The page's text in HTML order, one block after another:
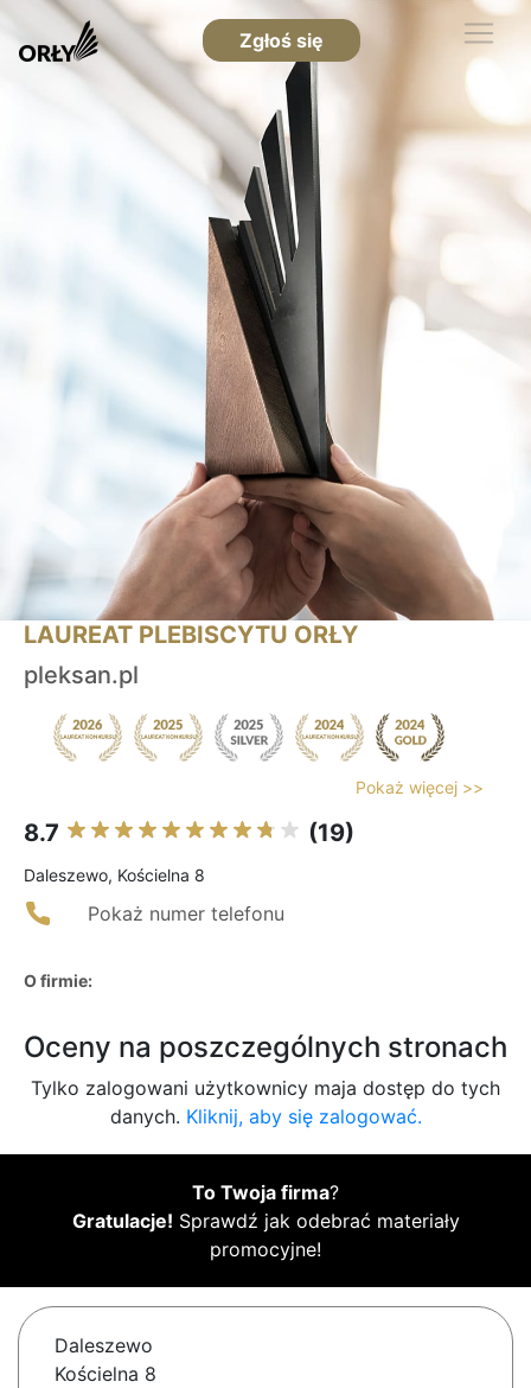
Zgłoś się
LAUREAT PLEBISCYTU ORŁY
pleksan.pl
Pokaż więcej >>
8.7 (19)
Daleszewo, Kościelna 8
Pokaż numer telefonu
O firmie:
Oceny na poszczególnych stronach
Tylko zalogowani użytkownicy maja dostęp do tych
danych. Kliknij, aby się zalogować.
To Twoja firma?
Gratulacje! Sprawdź jak odebrać materiały
promocyjne!
Daleszewo
Kościelna 8